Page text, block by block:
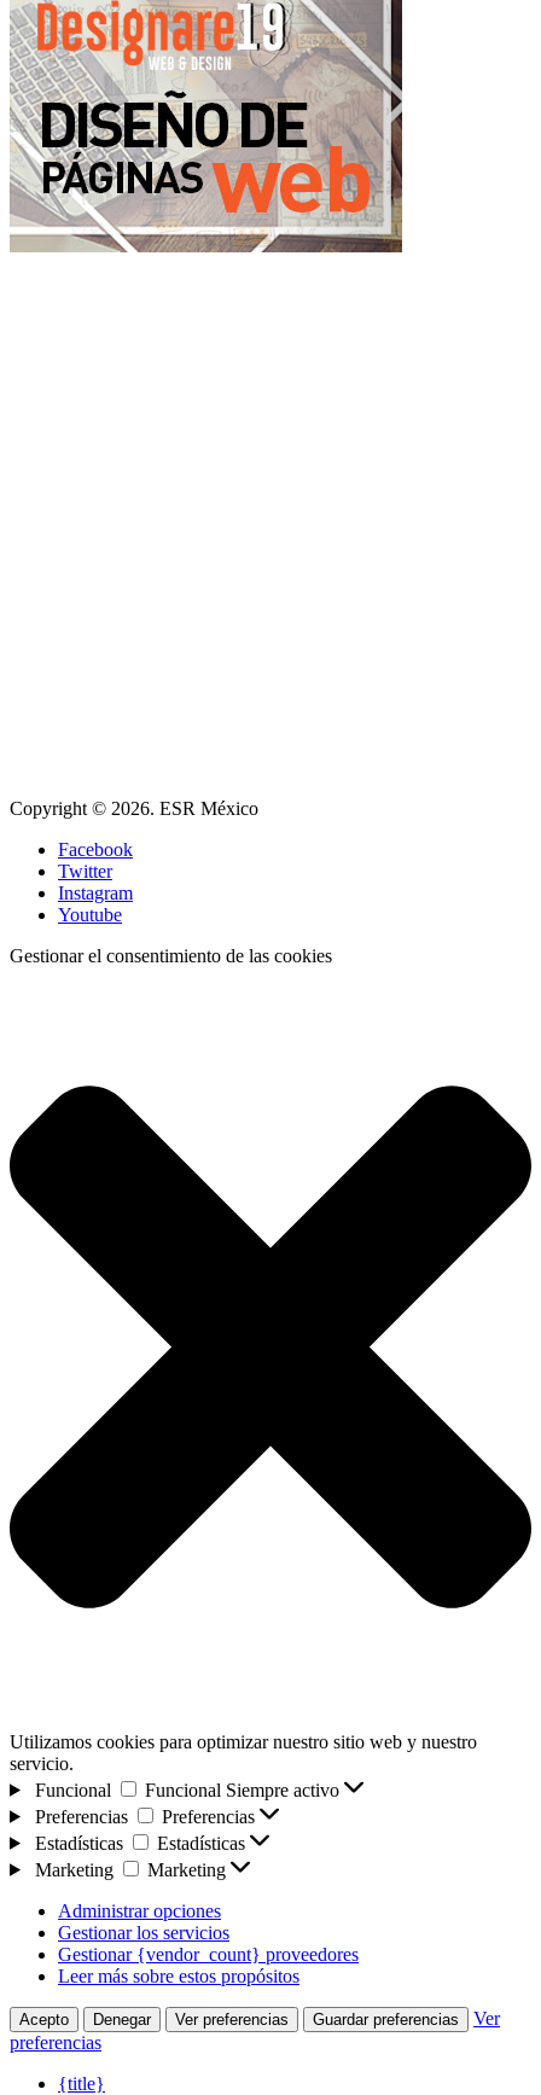
Copyright © 2026. ESR México
Facebook
Twitter
Instagram
Youtube
Gestionar el consentimiento de las cookies
Utilizamos cookies para optimizar nuestro sitio web y nuestro
servicio.
Funcional
Funcional Siempre activo
Preferencias
Preferencias
Estadísticas
Estadísticas
Marketing
Marketing
Administrar opciones
Gestionar los servicios
Gestionar {vendor_count} proveedores
Leer más sobre estos propósitos
Acepto Denegar Ver preferencias Guardar preferencias
Ver
preferencias
{title}